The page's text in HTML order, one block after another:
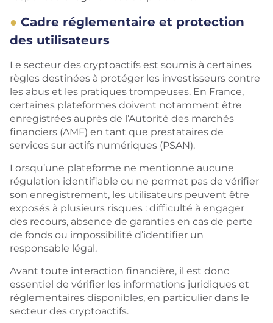
Cadre réglementaire et protection
des utilisateurs
Le secteur des cryptoactifs est soumis à certaines
règles destinées à protéger les investisseurs contre
les abus et les pratiques trompeuses. En France,
certaines plateformes doivent notamment être
enregistrées auprès de l’Autorité des marchés
financiers (AMF) en tant que prestataires de
services sur actifs numériques (PSAN).
Lorsqu’une plateforme ne mentionne aucune
régulation identifiable ou ne permet pas de vérifier
son enregistrement, les utilisateurs peuvent être
exposés à plusieurs risques : difficulté à engager
des recours, absence de garanties en cas de perte
de fonds ou impossibilité d’identifier un
responsable légal.
Avant toute interaction financière, il est donc
essentiel de vérifier les informations juridiques et
réglementaires disponibles, en particulier dans le
secteur des cryptoactifs.